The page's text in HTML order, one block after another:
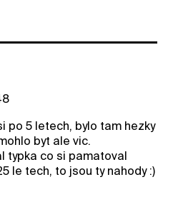
po 5 letech, bylo tam hezky
byt ale vic.
typka co si pamatoval
le tech, to jsou ty nahody :)